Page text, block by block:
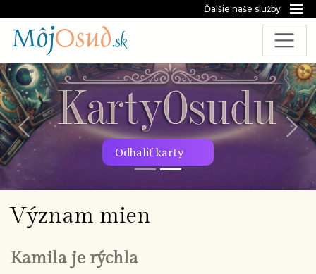
Ďalšie naše služby
Odhaliť karty
Predchádzajúca snímka
Význam mien
Kamila je rýchla